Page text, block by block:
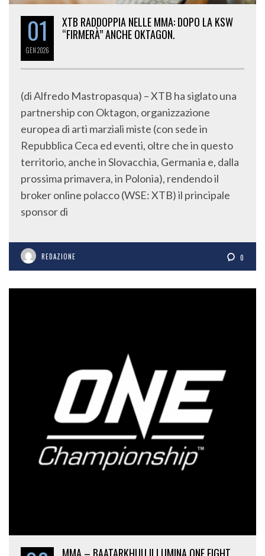
01
GEN2026
“FIRMERÀ” ANCHE OKTAGON.
partnership con Oktagon, organizzazione
europea di arti marziali miste (con sede in
Repubblica Ceca ed eventi, oltre che in questo
territorio, anche in Slovacchia, Germania e, dalla
prossima primavera, in Polonia), rendendo il
broker online polacco (WSE: XTB) il principale
sponsor di
REDAZIONE